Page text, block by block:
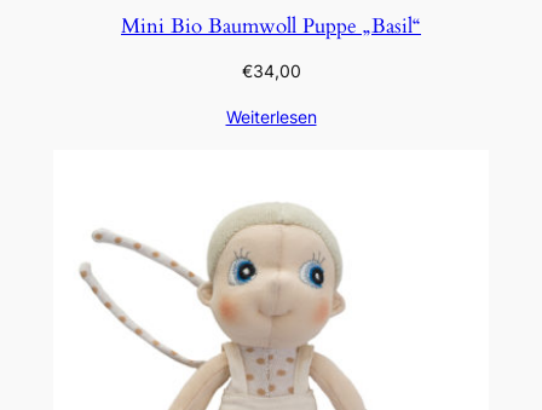
Mini Bio Baumwoll Puppe „Basil“
€34,00
Weiterlesen